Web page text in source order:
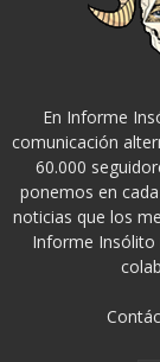
En Informe
comunicación
60.000
ponemos en
noticias que los
Informe Insólito